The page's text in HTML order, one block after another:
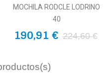
MOCHILA RODCLE LODRINO
40
190,91 € 224,60 €